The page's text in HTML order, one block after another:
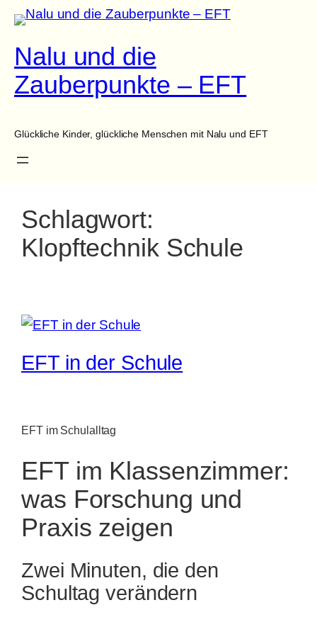
Zum
Inhalt
springen
Nalu und die
Zauberpunkte – EFT
Glückliche Kinder, glückliche Menschen mit Nalu und EFT
Schlagwort:
Klopftechnik Schule
EFT in der Schule
EFT im Schulalltag
EFT im Klassenzimmer:
was Forschung und
Praxis zeigen
Zwei Minuten, die den
Schultag verändern